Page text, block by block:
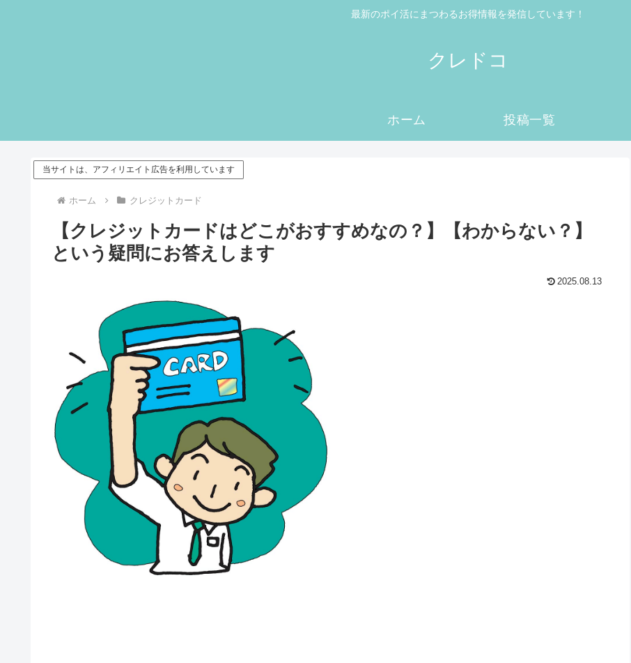
最新のポイ活にまつわるお得情報を発信しています！
クレドコ
ホーム 投稿一覧
当サイトは、アフィリエイト広告を利用しています
ホーム クレジットカード
【クレジットカードはどこがおすすめなの？】【わからない？】
という疑問にお答えします
2025.08.13